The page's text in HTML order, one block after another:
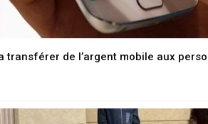
transférer de l’argent mobile aux